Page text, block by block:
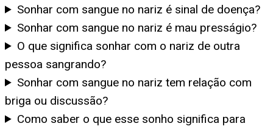
Sonhar com sangue no nariz é sinal de doença?
Sonhar com sangue no nariz é mau presságio?
O que significa sonhar com o nariz de outra
pessoa sangrando?
Sonhar com sangue no nariz tem relação com
briga ou discussão?
Como saber o que esse sonho significa para